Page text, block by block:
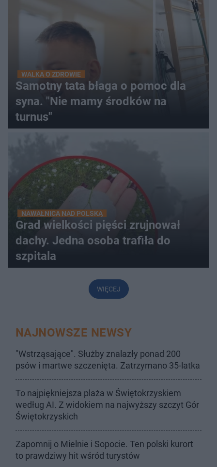
WALKA O ZDROWIE
Samotny tata błaga o pomoc dla
syna. "Nie mamy środków na
turnus"
NAWAŁNICA NAD POLSKĄ
Grad wielkości pięści zrujnował
dachy. Jedna osoba trafiła do
szpitala
WIĘCEJ
NAJNOWSZE NEWSY
"Wstrząsające". Służby znalazły ponad 200
psów i martwe szczenięta. Zatrzymano 35-latka
To najpiękniejsza plaża w Świętokrzyskiem
według AI. Z widokiem na najwyższy szczyt Gór
Świętokrzyskich
Zapomnij o Mielnie i Sopocie. Ten polski kurort
to prawdziwy hit wśród turystów